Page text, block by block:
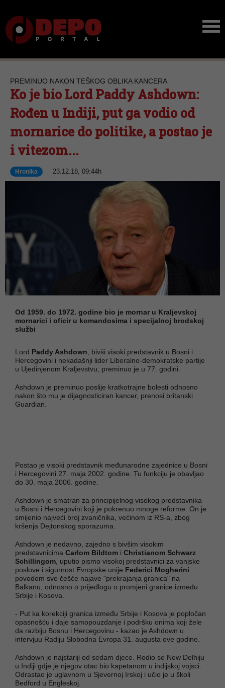
PREMINUO NAKON TEŠKOG OBLIKA KANCERA
Ko je bio Lord Paddy Ashdown:
Rođen u Indiji, put ga vodio od
mornarice do politike, a postao je
i vitezom...
Hronika 23.12.18, 09:44h
Od 1959. do 1972. godine bio je mornar u Kraljevskoj
mornarici i oficir u komandosima i specijalnoj brodskoj
službi
Lord Paddy Ashdown , bivši visoki predstavnik u Bosni i
Hercegovini i nekadašnji lider Liberalno-demokratske partije
u Ujedinjenom Kraljevstvu, preminuo je u 77. godini.
Ashdown je preminuo poslije kratkotrajne bolesti odnosno
nakon što mu je dijagnosticiran kancer, prenosi britanski
Guardian.
Postao je visoki predstavnik međunarodne zajednice u Bosni
i Hercegovini 27. maja 2002. godine. Tu funkciju je obavljao
do 30. maja 2006. godine.
Ashdown je smatran za principijelnog visokog predstavnika
u Bosni i Hercegovini koji je pokrenuo mnoge reforme. On je
smijenio najveći broj zvaničnika, većinom iz RS-a, zbog
kršenja Dejtonskog sporazuma.
Ashdown je nedavno, zajedno s bivšim visokim
predstavnicima Carlom Bildtom i Christianom Schwarz
Schillingom , uputio pismo visokoj predstavnici za vanjske
poslove i sigurnost Evropske unije Federici Mogherini
povodom sve češće najave "prekrajanja granica" na
Balkanu, odnosno o prijedlogu o promjeni granice između
Srbije i Kosova.
- Put ka korekciji granica između Srbije i Kosova je popločan
opasnošću i daje samopouzdanje i podršku onima koji žele
da razbiju Bosnu i Hercegovinu - kazao je Ashdown u
intervjuu Radiju Slobodna Evropa 31. augusta ove godine.
Ashdown je najstariji od sedam djece. Rodio se New Delhiju
u Indiji gdje je njegov otac bio kapetanom u indijskoj vojsci.
Odrastao je uglavnom u Sjevernoj Irskoj i učio je u školi
Bedford u Engleskoj.